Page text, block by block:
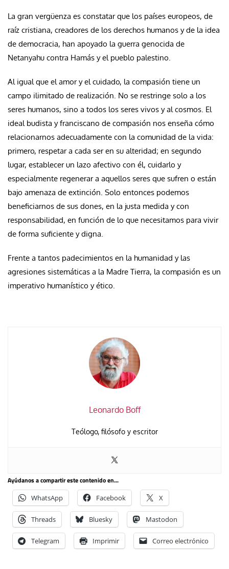
La gran vergüenza es constatar que los países europeos, de
raíz cristiana, creadores de los derechos humanos y de la idea
de democracia, han apoyado la guerra genocida de
Netanyahu contra Hamás y el pueblo palestino.
Al igual que el amor y el cuidado, la compasión tiene un
campo ilimitado de realización. No se restringe solo a los
seres humanos, sino a todos los seres vivos y al cosmos. El
ideal budista y franciscano de compasión nos enseña cómo
relacionarnos adecuadamente con la comunidad de la vida:
primero, respetar a cada ser en su alteridad; en segundo
lugar, establecer un lazo afectivo con él, cuidarlo y
especialmente regenerar a aquellos seres que sufren o están
bajo amenaza de extinción. Solo entonces podemos
beneficiarnos de sus dones, en la justa medida y con
responsabilidad, en función de lo que necesitamos para vivir
de forma suficiente y digna.
Frente a tantos padecimientos en la humanidad y las
agresiones sistemáticas a la Madre Tierra, la compasión es un
imperativo humanístico y ético.
Leonardo Boff
Teólogo, filósofo y escritor
Ayúdanos a compartir este contenido en...
WhatsApp Facebook X
Threads Bluesky Mastodon
Telegram Imprimir Correo electrónico